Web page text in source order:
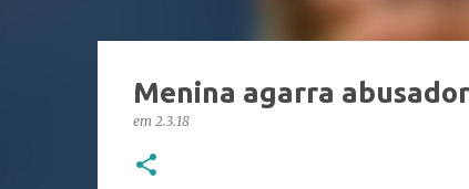
Menina agarra
em 2.3.18